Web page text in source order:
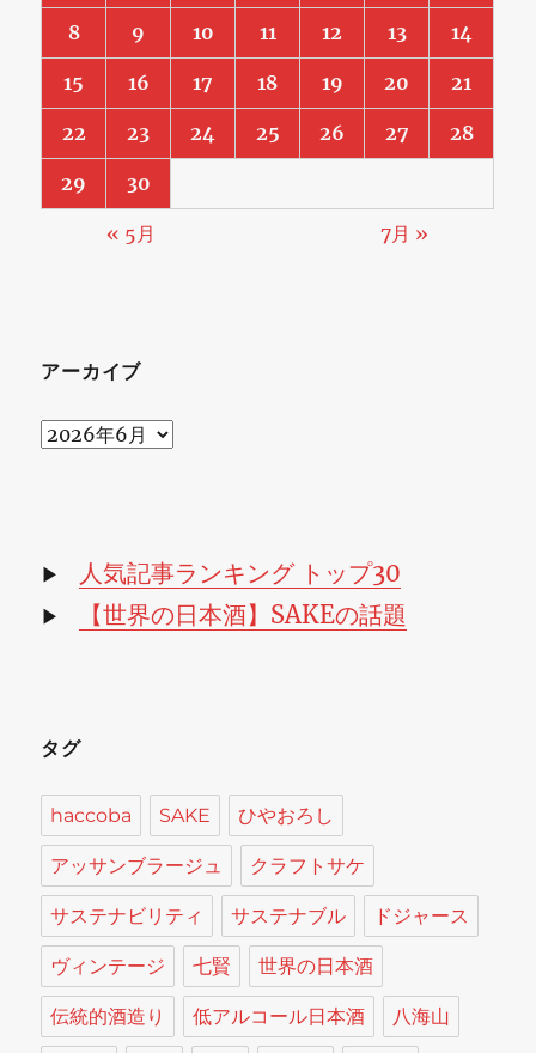
地
域
グ
SAKE
8 9 10 11 12 13 14
15 16 17 18 19 20 21
22 23 24 25 26 27 28
29 30
« 5月 7月 »
アーカイブ
ア
ブ
▶ 人気記事ランキング トップ30
▶ 【世界の日本酒】SAKEの話題
タグ
haccoba SAKE ひやおろし
アッサンブラージュ クラフトサケ
サステナビリティ サステナブル ドジャース
ヴィンテージ 七賢 世界の日本酒
伝統的酒造り 低アルコール日本酒 八海山